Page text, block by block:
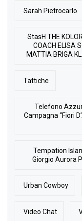
Sarah Pietrocarlo
StasH THE
COACH ELISA
MATTIA BRIGA
Tattiche
Telefono
Campagna “Fiori
Tempation
Giorgio Aurora
Urban Cowboy
Video Chat